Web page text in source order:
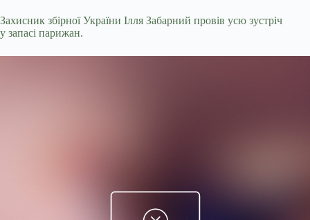
Захисник збірної України Ілля Забарний провів усю зустріч
у запасі парижан.